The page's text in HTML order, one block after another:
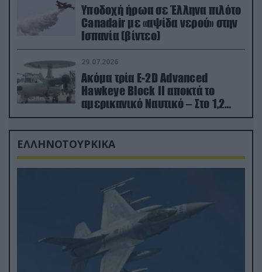
Υποδοχή ήρωα σε Έλληνα πιλότο
Canadair με «αψίδα νερού» στην
Ισπανία (βίντεο)
29.07.2026
Ακόμα τρία E-2D Advanced
Hawkeye Block II αποκτά το
αμερικανικό Ναυτικό – Στο 1,2
δισ.δολάρια το κόστος
ΕΛΛΗΝΟΤΟΥΡΚΙΚΑ